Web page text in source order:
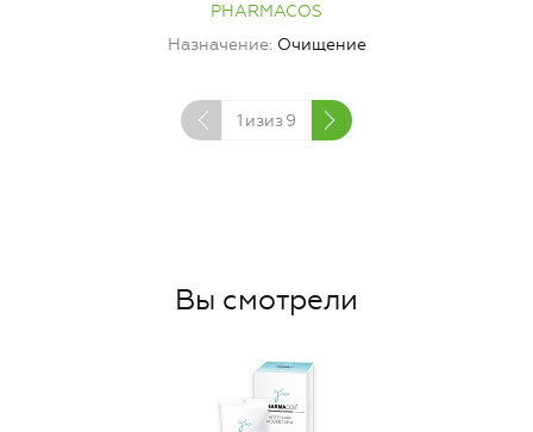
PHARMACOS
Назначение Очищение
1 изиз9
Вы смотрели